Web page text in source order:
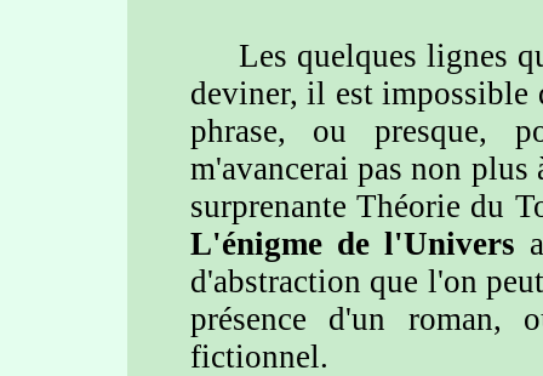
Les quelques lignes
deviner, il est impossible
phrase, ou presque,
m'avancerai pas non plus
surprenante Théorie du
L'énigme de l'Univers
d'abstraction que l'on
présence d'un roman,
fictionnel.